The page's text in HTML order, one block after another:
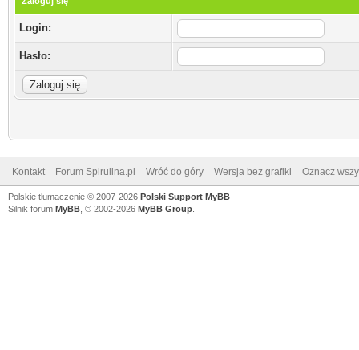
Login:
Hasło:
Kontakt Forum Spirulina.pl Wróć do góry Wersja bez grafiki Oznacz
Polskie tłumaczenie © 2007-2026 Polski Support MyBB
Silnik forum MyBB , © 2002-2026 MyBB Group